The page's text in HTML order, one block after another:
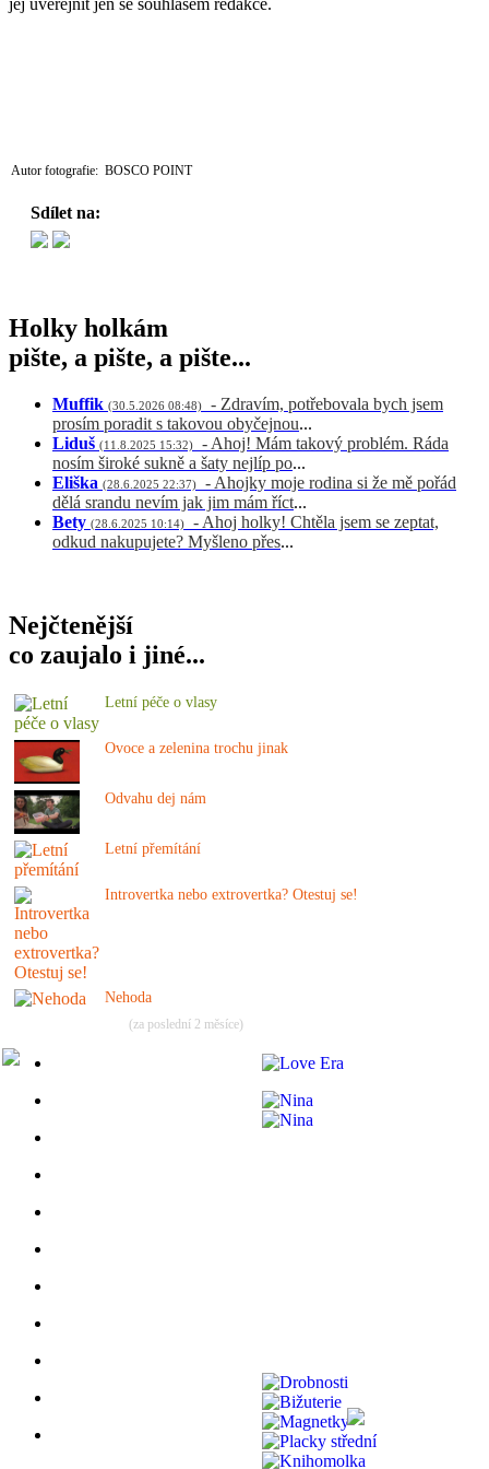
jej uveřejnit jen se souhlasem redakce.
Autor fotografie: BOSCO POINT
Sdílet na:
Holky holkám
pište, a pište, a pište...
Muffik (30.5.2026 08:48)
- Zdravím, potřebovala bych jsem
prosím poradit s takovou obyčejnou...
Liduš (11.8.2025 15:32)
- Ahoj! Mám takový problém. Ráda
nosím široké sukně a šaty nejlíp po...
Eliška (28.6.2025 22:37)
- Ahojky moje rodina si že mě pořád
dělá srandu nevím jak jim mám říct...
Bety (28.6.2025 10:14)
- Ahoj holky! Chtěla jsem se zeptat,
odkud nakupujete? Myšleno přes...
Nejčtenější
co zaujalo i jiné...
Letní péče o vlasy
Ovoce a zelenina trochu jinak
Odvahu dej nám
Letní přemítání
Introvertka nebo extrovertka? Otestuj se!
Nehoda
(za poslední 2 měsíce)